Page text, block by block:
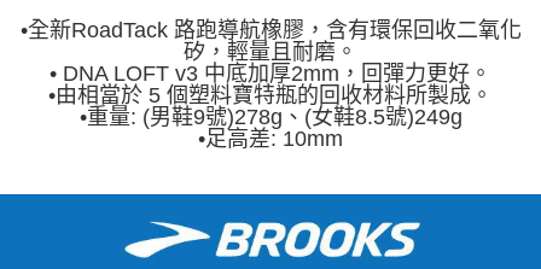
•全新RoadTack 路跑導航橡膠，含有環保回收二氧化
矽，輕量且耐磨。
• DNA LOFT v3 中底加厚2mm，回彈力更好。
•由相當於 5 個塑料寶特瓶的回收材料所製成。
•重量: (男鞋9號)278g、(女鞋8.5號)249g
•足高差: 10mm